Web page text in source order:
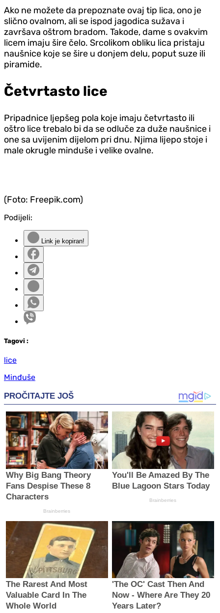
Ako ne možete da prepoznate ovaj tip lica, ono je
slično ovalnom, ali se ispod jagodica sužava i
završava oštrom bradom. Takode, dame s ovakvim
licem imaju šire čelo. Srcolikom obliku lica pristaju
naušnice koje se šire u donjem delu, poput suze ili
piramide.
Četvrtasto lice
Pripadnice ljepšeg pola koje imaju četvrtasto ili
oštro lice trebalo bi da se odluče za duže naušnice i
one sa uvijenim dijelom pri dnu. Njima lijepo stoje i
male okrugle minduše i velike ovalne.
(Foto: Freepik.com)
Podijeli:
Link je kopiran!
Tagovi :
lice
Minđuše